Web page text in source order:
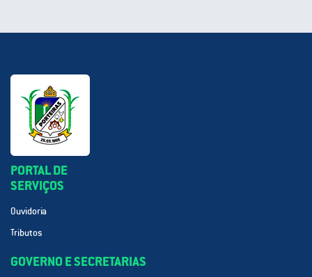
PORTAL DE
SERVIÇOS
Ouvidoria
Tributos
GOVERNO E SECRETARIAS